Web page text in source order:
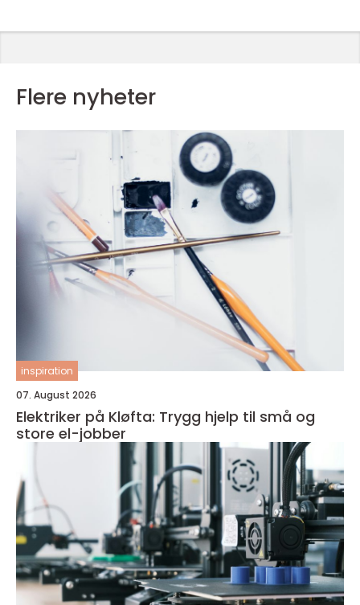
Flere nyheter
inspiration
07. August 2026
Elektriker på Kløfta: Trygg hjelp til små og
store el-jobber